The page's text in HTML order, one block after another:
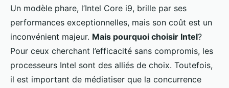
Un modèle phare, l’Intel Core i9, brille par ses
performances exceptionnelles, mais son coût est un
inconvénient majeur. Mais pourquoi choisir Intel?
Pour ceux cherchant l’efficacité sans compromis, les
processeurs Intel sont des alliés de choix. Toutefois,
il est important de médiatiser que la concurrence